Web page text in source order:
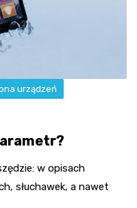
urządzeń
w opisach
słuchawek, a nawet